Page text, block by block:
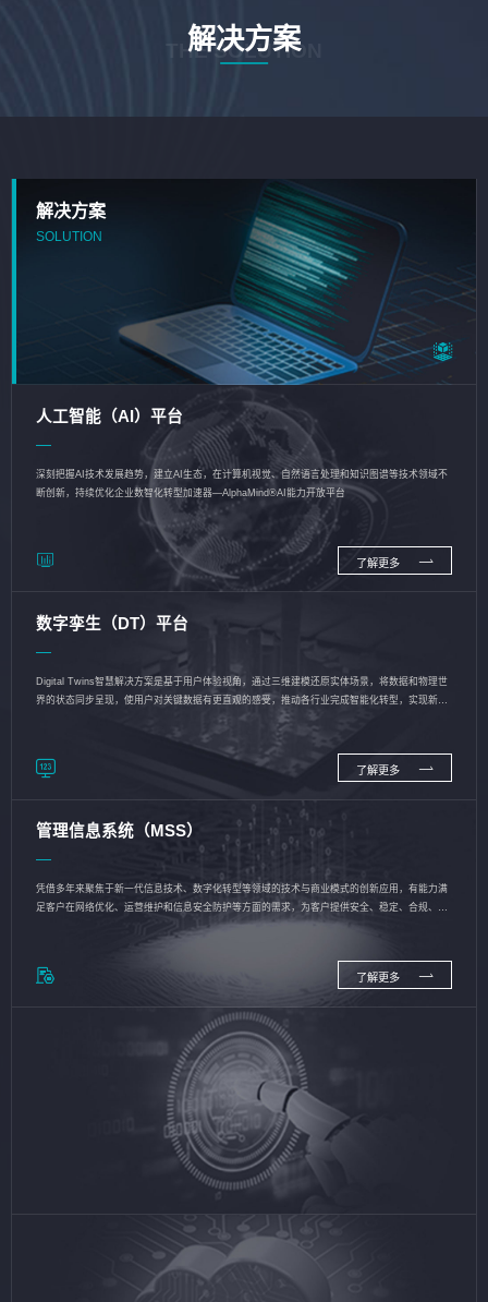
解决方案
THE SOLUTION
解决方案
SOLUTION
人工智能（AI）平台
深刻把握AI技术发展趋势，建立AI生态，在计算机视觉、自然语言处理和知识图谱等技术领域不
断创新，持续优化企业数智化转型加速器—AlphaMind®AI能力开放平台
了解更多
数字孪生（DT）平台
Digital Twins智慧解决方案是基于用户体验视角，通过三维建模还原实体场景，将数据和物理世
界的状态同步呈现，使用户对关键数据有更直观的感受，推动各行业完成智能化转型，实现新旧
了解更多
管理信息系统（MSS）
凭借多年来聚焦于新一代信息技术、数字化转型等领域的技术与商业模式的创新应用，有能力满
足客户在网络优化、运营维护和信息安全防护等方面的需求，为客户提供安全、稳定、合规、持
了解更多